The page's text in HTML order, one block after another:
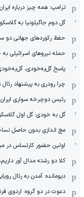
ترامپ: همه چیز درباره
گل دوم جاگیلونیا به
حفظ رکوردهای جهانی دو
حمله نیروهای اسرائیلی
پاسخ گل‌به‌خودی،
چرا رودری به پیشنهاد
رئیس دوچرخه سواری
گل به خودی؛ گل اول
مچ اندازی بدون حاصل
اولین حضور کارتساس در
کلا دو‌ رشته مدال آور داریم،
دیومانده: آمدن به رئال
دعوت در دو گروه: اردوی